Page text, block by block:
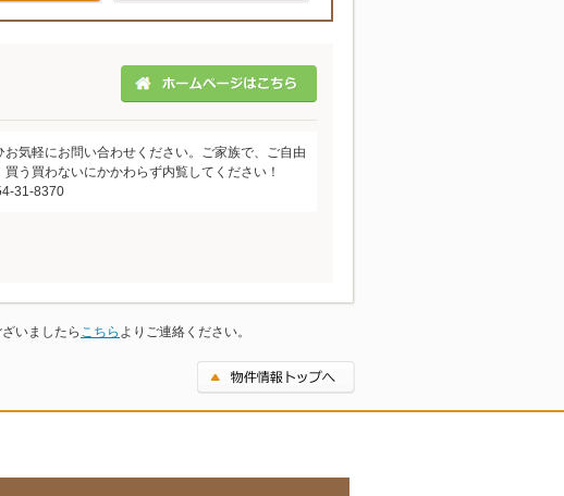
お気軽にお問い合わせください。ご家族で、ご自由
買う買わないにかかわらず内覧してください！
31-8370
いましたら こちら よりご連絡ください。